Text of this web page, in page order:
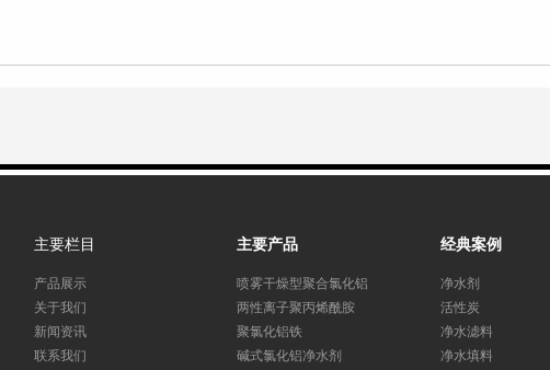
主要栏目
产品展示
关于我们
新闻资讯
联系我们
主要产品
喷雾干燥型聚合氯化铝
两性离子聚丙烯酰胺
聚氯化铝铁
碱式氯化铝净水剂
经典案例
净水剂
活性炭
净水滤料
净水填料